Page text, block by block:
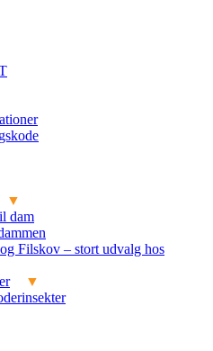
dam
Filskov – stort udvalg hos